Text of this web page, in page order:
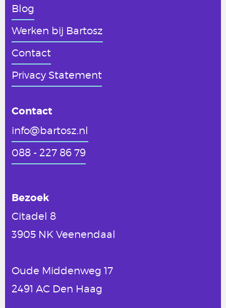
Blog
Werken bij Bartosz
Contact
Privacy Statement
Contact
info@bartosz.nl
088 - 227 86 79
Bezoek
Citadel 8
3905 NK Veenendaal
Oude Middenweg 17
2491 AC Den Haag